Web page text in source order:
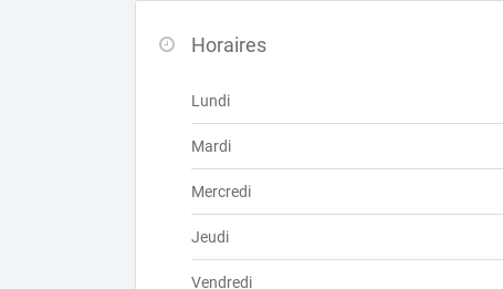
Horaires
Lundi
Mardi
Mercredi
Jeudi
Vendredi